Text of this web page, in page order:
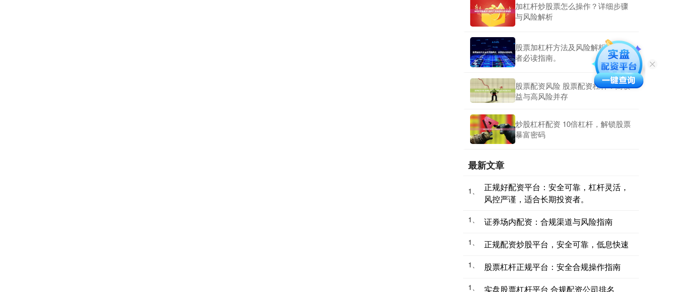
加杠杆炒股票怎么操作？详细步骤
与风险解析
股票加杠杆方法及风险解析，投资
者必读指南。
股票配资风险 股票配资杠杆：高收
益与高风险并存
炒股杠杆配资 10倍杠杆，解锁股票
暴富密码
最新文章
1、
正规好配资平台：安全可靠，杠杆灵活，
风控严谨，适合长期投资者。
1、 证券场内配资：合规渠道与风险指南
1、 正规配资炒股平台，安全可靠，低息快速
1、 股票杠杆正规平台：安全合规操作指南
1、 实盘股票杠杆平台 合规配资公司排名